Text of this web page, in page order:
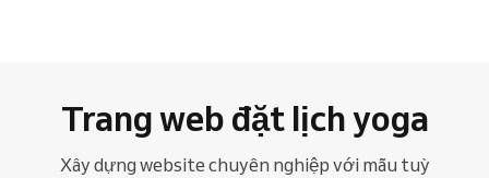
Trang web đặt lịch yoga
Xây dựng website chuyên nghiệp với mẫu tuỳ